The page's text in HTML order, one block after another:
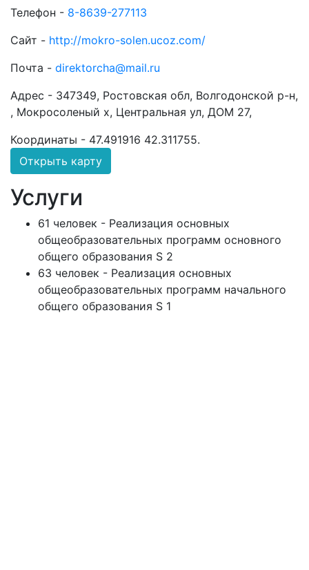
Телефон - 8-8639-277113
Сайт - http://mokro-solen.ucoz.com/
Почта - direktorcha@mail.ru
Адрес - 347349, Ростовская обл, Волгодонской р-н,
, Мокросоленый х, Центральная ул, ДОМ 27,
Координаты - 47.491916 42.311755.
Открыть карту
Услуги
61 человек - Реализация основных
общеобразовательных программ основного
общего образования S 2
63 человек - Реализация основных
общеобразовательных программ начального
общего образования S 1